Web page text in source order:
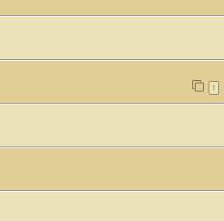
1